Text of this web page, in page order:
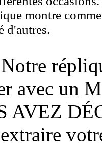
montre
d'autres.
Notre
avec un
AVEZ